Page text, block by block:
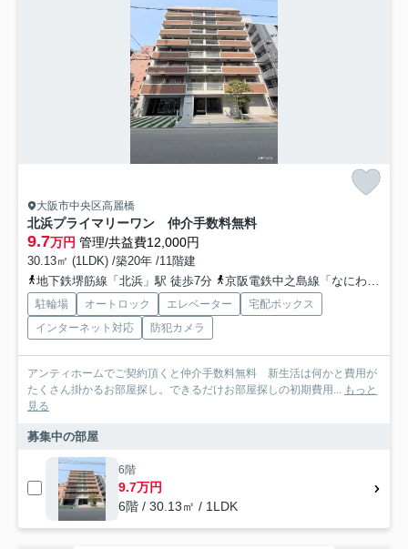
大阪市中央区高麗橋
北浜プライマリーワン 仲介手数料無料
9.7万円 管理/共益費12,000円
30.13㎡ (1LDK) /築20年 /11階建
地下鉄堺筋線「北浜」駅 徒歩7分
京阪電鉄中之島線「なにわ橋」駅 徒歩10分
駐輪場 オートロック エレベーター
宅配ボックス
インターネット対応
防犯カメラ
アンティホームでご契約頂くと仲介手数料無料 新生活は何かと費用が
たくさん掛かるお部屋探し。できるだけお部屋探しの初期費用...
もっと
見る
募集中の部屋
6階
9.7万円
6階 / 30.13㎡ / 1LDK